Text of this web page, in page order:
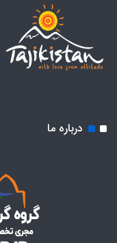
درباره ما